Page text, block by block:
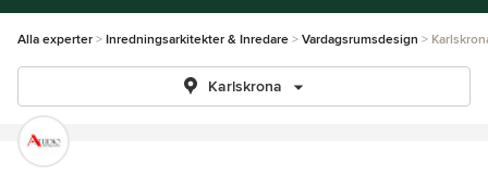
Alla experter Inredningsarkitekter & Inredare Vardagsrumsdesign
Karlskrona